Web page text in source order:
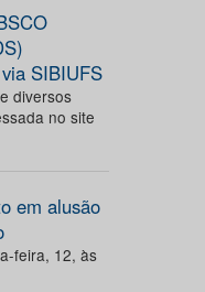
SIBIUFS
diversos
no site
em alusão
feira, 12, às